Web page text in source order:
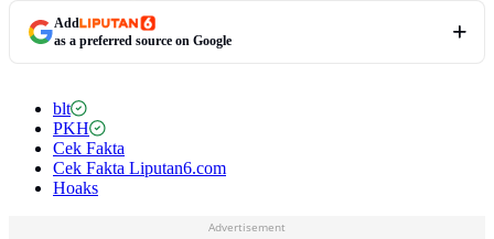
Add
as a preferred source on Google
blt
PKH
Cek Fakta
Cek Fakta Liputan6.com
Hoaks
Advertisement